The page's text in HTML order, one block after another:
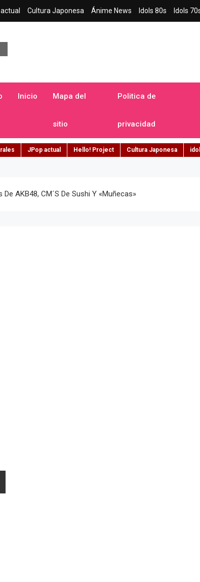
Cultura Japonesa Ánime News Idols 80s Idols
Inicio Mapa del
sitio
Politica de
privacidad
JPop actual Hello! Project Cultura Japonesa
AKB48, CM´s De Sushi Y «muñecas»